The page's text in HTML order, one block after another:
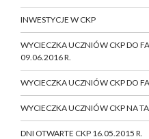
INWESTYCJE W CKP
WYCIECZKA UCZNIÓW CKP DO
09.06.2016 R.
WYCIECZKA UCZNIÓW CKP DO
WYCIECZKA UCZNIÓW CKP NA
DNI OTWARTE CKP 16.05.2015 R.